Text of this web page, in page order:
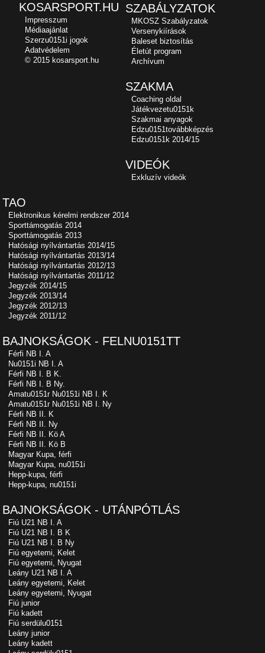
SZABÁLYZATOK
MKOSZ Szabályzatok
Versenykiírások
Baleset biztosítás
Életút program
Archívum
SZAKMA
Coaching oldal
Játékvezetu0151k
Szakmai anyagok
Edzu0151továbbképzés
Edzu0151k 2014/15
VIDEÓK
Exkluzív videók
TAO
Elektronikus kérelmi rendszer 2014
Sporttámogatás 2014
Sporttámogatás 2013
Hatósági nyílvántartás 2014/15
Hatósági nyílvántartás 2013/14
Hatósági nyílvántartás 2012/13
Hatósági nyílvántartás 2011/12
Jegyzék 2014/15
Jegyzék 2013/14
Jegyzék 2012/13
Jegyzék 2011/12
BAJNOKSÁGOK - FELNU0151TT
Férfi NB I. A
Nu0151i NB I. A
Férfi NB I. B K.
Férfi NB I. B Ny.
Amatu0151r Nu0151i NB I. K
Amatu0151r Nu0151i NB I. Ny
Férfi NB II. K
Férfi NB II. Ny
Férfi NB II. Kö A
Férfi NB II. Kö B
Magyar Kupa, férfi
Magyar Kupa, nu0151i
Hepp-kupa, férfi
Hepp-kupa, nu0151i
BAJNOKSÁGOK - UTÁNPÓTLÁS
Fiú U21 NB I. A
Fiú U21 NB I. B K
Fiú U21 NB I. B Ny
Fiú egyetemi, Kelet
Fiú egyetemi, Nyugat
Leány U21 NB I. A
Leány egyetemi, Kelet
Leány egyetemi, Nyugat
Fiú junior
Fiú kadett
Fiú serdülu0151
Leány junior
Leány kadett
KOSARSPORT.HU
Impresszum
Médiaajánlat
Szerzu0151i jogok
Adatvédelem
© 2015 kosarsport.hu